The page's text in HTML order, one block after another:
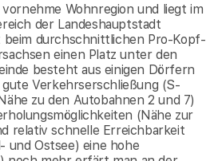
vornehme Wohnregion und liegt im
der Landeshauptstadt
beim durchschnittlichen Pro-Kopf-
einen Platz unter den
besteht aus einigen Dörfern
Verkehrserschließung (S-
zu den Autobahnen 2 und 7)
(Nähe zur
relativ schnelle Erreichbarkeit
und Ostsee) eine hohe